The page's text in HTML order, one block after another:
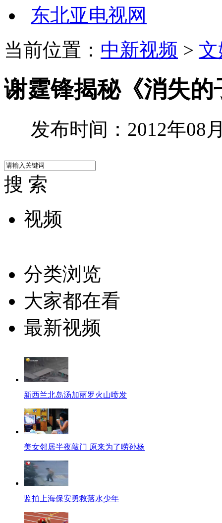
东北亚电视网
当前位置： 中新视频 >
谢霆锋揭秘《消失
发布时间：2012年08
搜 索
视频
分类浏览
大家都在看
最新视频
新西兰北岛汤加丽罗火山喷发
美女邻居半夜敲门 原来为了唠孙杨
监拍上海保安勇救落水少年